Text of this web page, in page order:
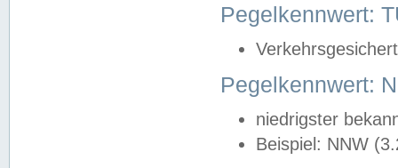
Pegelkennwert:
Pegelkennwert:
niedrigster
Beispiel: NNW